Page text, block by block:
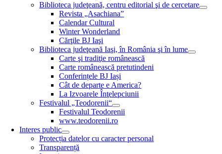
Biblioteca judeţeană, centru editorial şi de cercetare
Revista „Asachiana”
Calendar Cultural
Winter Wonderland
Cărţile BJ Iaşi
Biblioteca judeţeană Iaşi, în România şi în lume
Carte şi tradiţie românească
Carte românească pretutindeni
Conferințele BJ Iași
Cât de departe e America?
La Izvoarele Înţelepciunii
Festivalul „Teodorenii“
Festivalul Teodorenii
www.teodorenii.ro
Interes public
Protecția datelor cu caracter personal
Transparență